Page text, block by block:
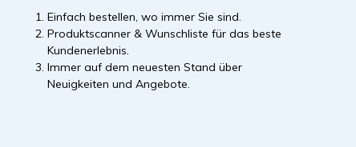
Einfach bestellen, wo immer Sie sind.
Produktscanner & Wunschliste für das beste
Kundenerlebnis.
Immer auf dem neuesten Stand über
Neuigkeiten und Angebote.